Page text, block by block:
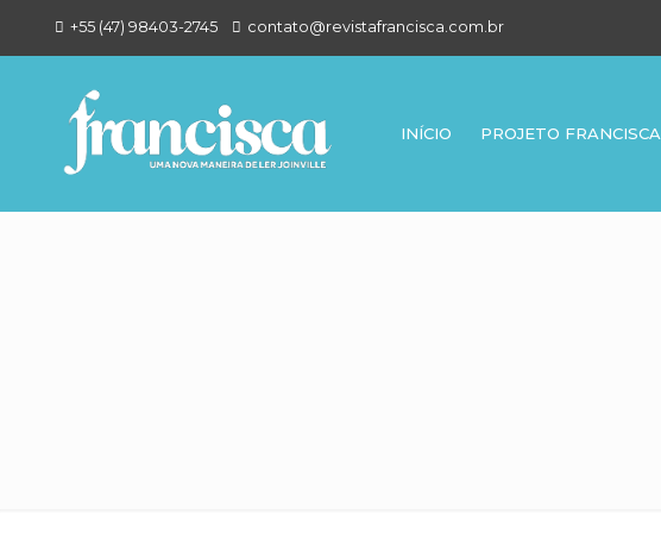
+55 (47) 98403-2745 contato@revistafrancisca.com.br
INÍCIO PROJETO FRANCISCA